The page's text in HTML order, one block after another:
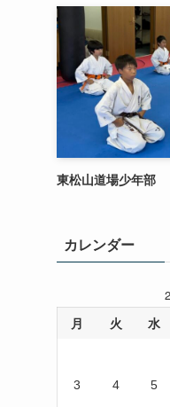
東松山道場少年部
カレンダー
月 火 水
3 4 5